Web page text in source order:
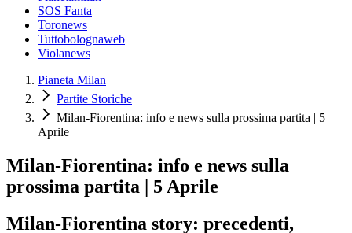
SOS Fanta
Toronews
Tuttobolognaweb
Violanews
Pianeta Milan
Partite Storiche
Milan-Fiorentina: info e news sulla prossima partita | 5
Aprile
Milan-Fiorentina: info e news sulla
prossima partita | 5 Aprile
Milan-Fiorentina story: precedenti,